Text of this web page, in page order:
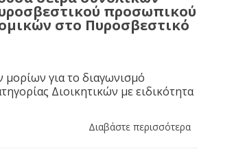
προσωπικού
στο Πυροσβεστικό
για το διαγωνισμό
Διοικητικών με ειδικότητα
Διαβάστε περισσότερα